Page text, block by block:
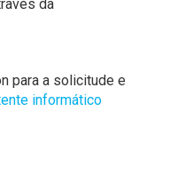
da
para a solicitude e
informático